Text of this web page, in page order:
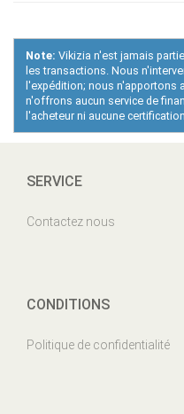
Note: Vikizia n'est jamais
les transactions. Nous
l'expédition; nous n'apportons
n'offrons aucun service de
l'acheteur ni aucune
SERVICE
Contactez nous
CONDITIONS
Politique de confidentialité